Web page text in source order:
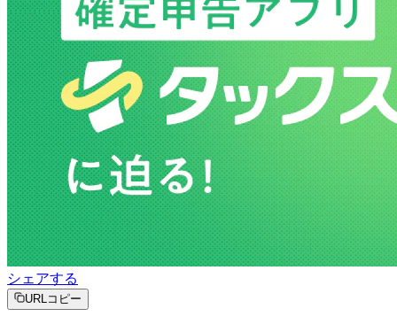
シェアする
URLコピー